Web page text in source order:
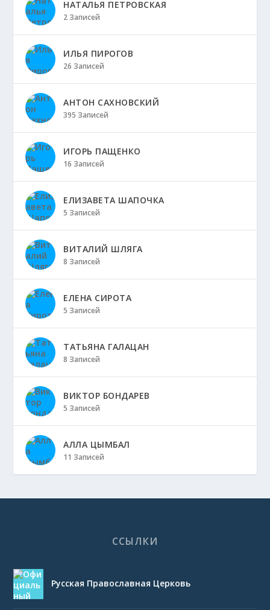
НАТАЛЬЯ ПЕТРОВСКАЯ
2 Записей
ИЛЬЯ ПИРОГОВ
26 Записей
АНТОН САХНОВСКИЙ
395 Записей
ИГОРЬ ПАЩЕНКО
16 Записей
ЕЛИЗАВЕТА ШАПОЧКА
5 Записей
ВИТАЛИЙ ШЛЯГА
8 Записей
ЕЛЕНА СИРОТА
5 Записей
ТАТЬЯНА ГАЛАЦАН
8 Записей
ВИКТОР БОНДАРЕВ
5 Записей
АЛЛА ЦЫМБАЛ
11 Записей
ССЫЛКИ
Русская Православная Церковь